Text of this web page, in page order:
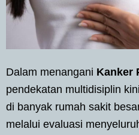
Dalam menangani Kanker
pendekatan multidisiplin
di banyak rumah sakit
melalui evaluasi